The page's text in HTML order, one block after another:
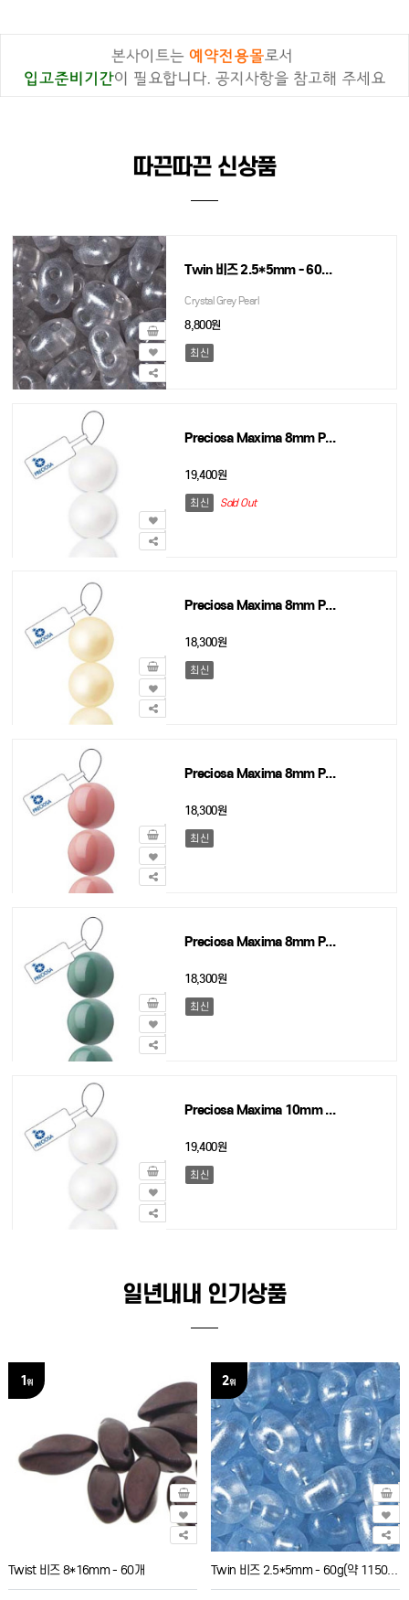
따끈따끈 신상품
Twin 비즈 2.5*5mm - 60g(약 1150개)
Crystal Grey Pearl
8,800원
최신
Preciosa Maxima 8mm Pearl Round white - 45개
19,400원
최신 Sold Out
Preciosa Maxima 8mm Pearl Vanilla - 45개
18,300원
최신
Preciosa Maxima 8mm Pearl Salmon Rose - 45개
18,300원
최신
Preciosa Maxima 8mm Pearl Sage - 45개
18,300원
최신
Preciosa Maxima 10mm Pearl Round white - 36개
19,400원
최신
일년내내 인기상품
Twist 비즈 8*16mm - 60개
1위
Twin 비즈 2.5*5mm - 60g(약 1150개)
2위